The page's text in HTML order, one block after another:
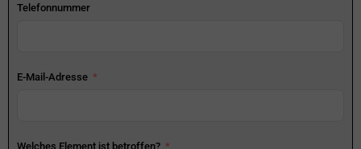
Telefonnummer
E-Mail-Adresse
Welches Element ist betroffen?